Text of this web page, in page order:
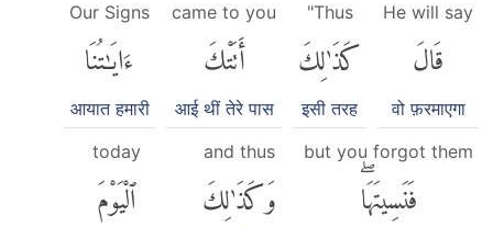
He will say
قَالَ
वो फ़रमाएगा
"Thus
كَذَٰلِكَ
इसी तरह
came to you
أَتَتْكَ
आई थीं तेरे पास
Our Signs
ءَايَٰتُنَا
आयात हमारी
but you forgot them
فَنَسِيتَهَاۖ
and thus
وَكَذَٰلِكَ
today
ٱلْيَوْمَ